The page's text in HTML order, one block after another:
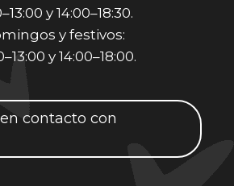
y 14:00–18:30.
y festivos:
y 14:00–18:00.
contacto con